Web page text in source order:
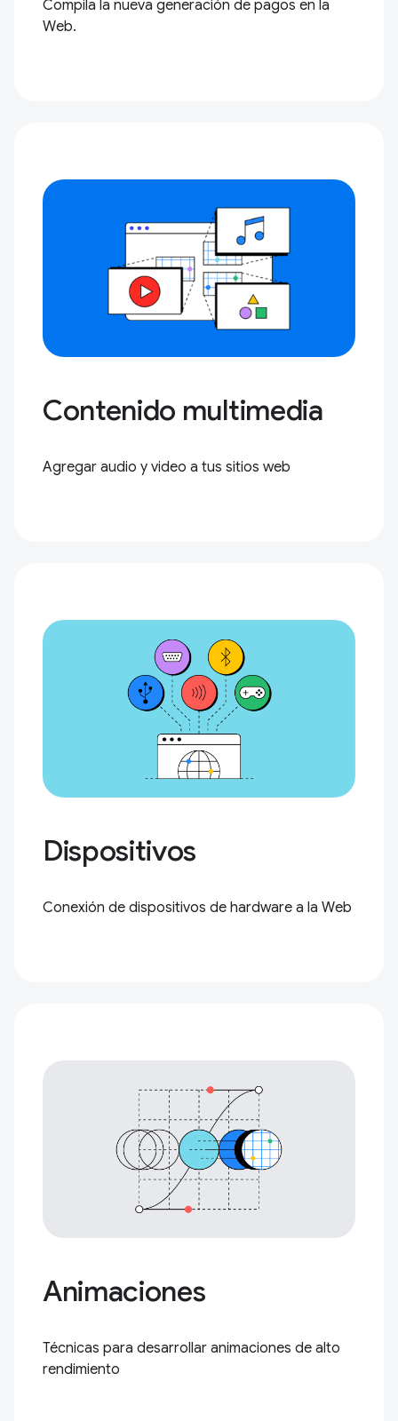
Compila la nueva generación de pagos en la
Web.
Contenido multimedia
Agregar audio y video a tus sitios web
Dispositivos
Conexión de dispositivos de hardware a la Web
Animaciones
Técnicas para desarrollar animaciones de alto
rendimiento